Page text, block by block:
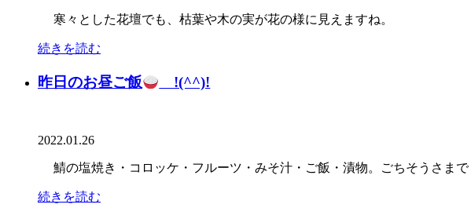
寒々とした花壇でも、枯葉や木の実が花の様に見えますね。
続きを読む
昨日のお昼ご飯 !(^^)!
2022.01.26
鯖の塩焼き・コロッケ・フルーツ・みそ汁・ご飯・漬物。ごちそうさまで
続きを読む